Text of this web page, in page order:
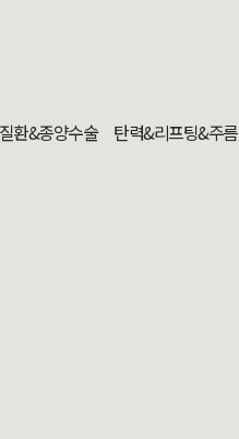
환&종양수술 탄력&리프팅&주름